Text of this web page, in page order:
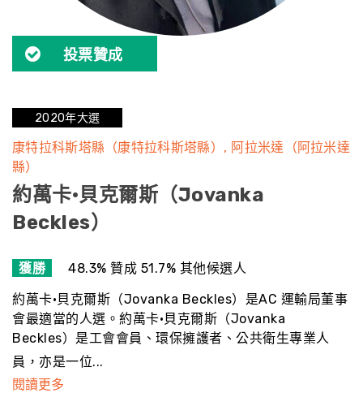
投票贊成
2020年大選
康特拉科斯塔縣（康特拉科斯塔縣）
阿拉米達（阿拉米達
縣）
約萬卡·貝克爾斯（Jovanka
Beckles）
獲勝 48.3% 贊成 51.7% 其他候選人
約萬卡·貝克爾斯（Jovanka Beckles）是AC 運輸局董事
會最適當的人選。約萬卡·貝克爾斯（Jovanka
Beckles）是工會會員、環保擁護者、公共衛生專業人
員，亦是一位...
閱讀更多